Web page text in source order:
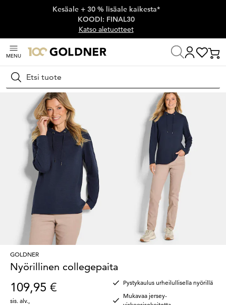
Ohita siirtymä, siirry pääsisältöön
Kesäale + 30 % lisäale kaikesta*
KOODI: FINAL30
Katso aletuotteet
MENU
Hae
Koti Naisten muoti
GOLDNER
Nyörillinen collegepaita
109,95 €
sis. alv.
Pystykaulus urheilullisella nyörillä
Mukavaa jersey-